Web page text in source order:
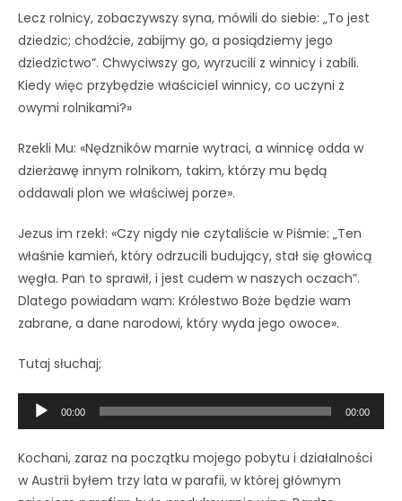
Lecz rolnicy, zobaczywszy syna, mówili do siebie: „To jest
dziedzic; chodźcie, zabijmy go, a posiądziemy jego
dziedzictwo”. Chwyciwszy go, wyrzucili z winnicy i zabili.
Kiedy więc przybędzie właściciel winnicy, co uczyni z
owymi rolnikami?»
Rzekli Mu: «Nędzników marnie wytraci, a winnicę odda w
dzierżawę innym rolnikom, takim, którzy mu będą
oddawali plon we właściwej porze».
Jezus im rzekł: «Czy nigdy nie czytaliście w Piśmie: „Ten
właśnie kamień, który odrzucili budujący, stał się głowicą
węgła. Pan to sprawił, i jest cudem w naszych oczach”.
Dlatego powiadam wam: Królestwo Boże będzie wam
zabrane, a dane narodowi, który wyda jego owoce».
Tutaj słuchaj;
Odtwarzacz
plików
00:00 00:00
Kochani, zaraz na początku mojego pobytu i działalności
w Austrii byłem trzy lata w parafii, w której głównym